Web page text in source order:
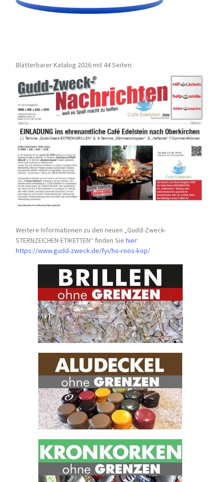
Blätterbarer Katalog 2026 mit 44 Seiten:
Weitere Informationen zu den neuen „Gudd-Zweck-
STERNZEICHEN-ETIKETTEN“ finden Siehier:
https://www.gudd-zweck.de/fyi/ho-roos-kop/